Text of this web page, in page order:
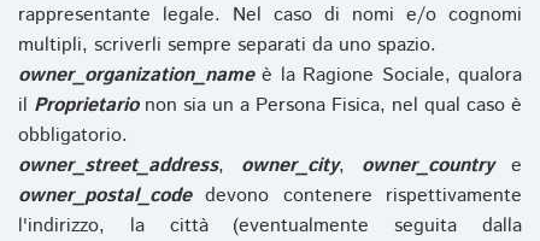
rappresentante legale. Nel caso di nomi e/o cognomi
multipli, scriverli sempre separati da uno spazio.
owner_organization_nameè la Ragione Sociale, qualora
il Proprietarionon sia un a Persona Fisica, nel qual caso è
obbligatorio.
owner_street_address, owner_city, owner_countrye
owner_postal_codedevono contenere rispettivamente
l'indirizzo, la città (eventualmente seguita dalla